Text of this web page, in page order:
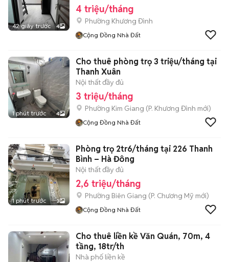
42 giây trước 4
4 triệu/tháng
Phường Khương Đình
Cộng Đồng Nhà Đất
1 phút trước 4
Cho thuê phòng trọ 3 triệu/tháng tại
Thanh Xuân
Nội thất đầy đủ
3 triệu/tháng
Phường Kim Giang (P. Khương Đình mới)
Cộng Đồng Nhà Đất
1 phút trước 3
Phòng trọ 2tr6/tháng tại 226 Thanh
Bình – Hà Đông
Nội thất đầy đủ
2,6 triệu/tháng
Phường Biên Giang (P. Chương Mỹ mới)
Cộng Đồng Nhà Đất
Cho thuê liền kề Văn Quán, 70m, 4
tầng, 18tr/th
Nhà phố liền kề